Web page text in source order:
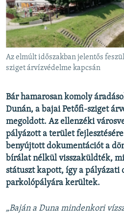
EURÓPAI UNIÓ
VILÁG
KLÍMAVÁLTOZÁS
A MÚLT TANULSÁGAI
Valamennyi RFE/RL weboldal
Az elmúlt időszakban jelentős
sziget árvízvédelme kapcsán
Bár hamarosan komoly
Dunán, a bajai Petőfi-sziget
megoldott. Az ellenzéki
pályázott a terület
benyújtott dokumentációt a
bírálat nélkül visszaküldték,
státuszt kapott, így a pályázati
parkolópályára kerültek.
„Baján a Duna mindenkori